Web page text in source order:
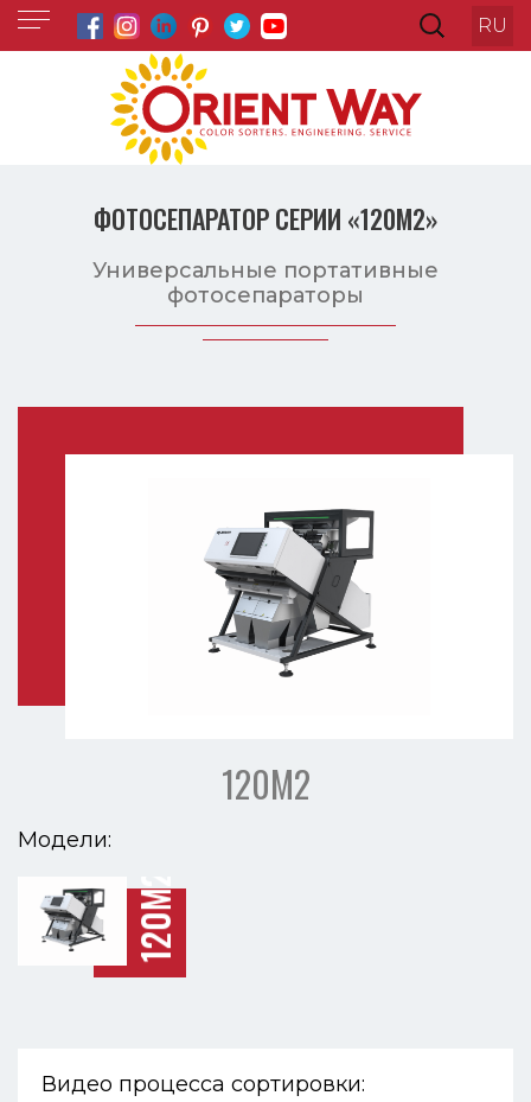
RU
ФОТОСЕПАРАТОР СЕРИИ «120M2»
Универсальные портативные
фотосепараторы
120М2
Модели:
120М2
Видео процесса сортировки: